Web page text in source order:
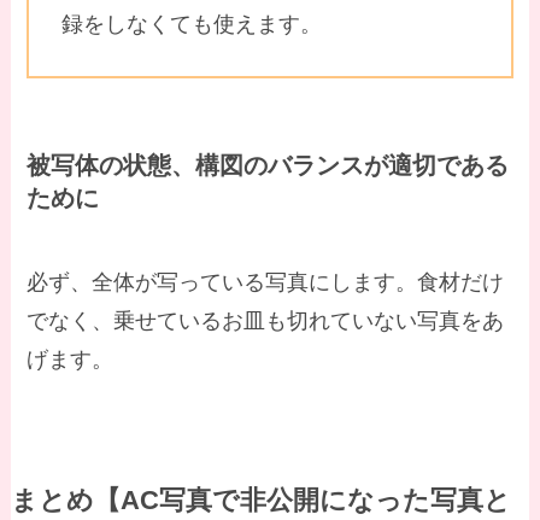
録をしなくても使えます。
被写体の状態、構図のバランスが適切である
ために
必ず、全体が写っている写真にします。食材だけ
でなく、乗せているお皿も切れていない写真をあ
げます。
まとめ【AC写真で非公開になった写真と